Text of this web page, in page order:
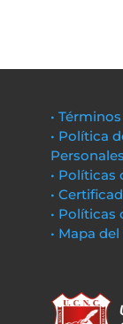
•
• Política
Personales
• Políticas
•
• Políticas
• Mapa